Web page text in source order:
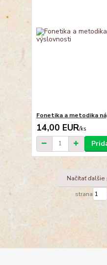
Fonetika a metodika
14,00 EUR/ks
Načítať ďalšie
strana